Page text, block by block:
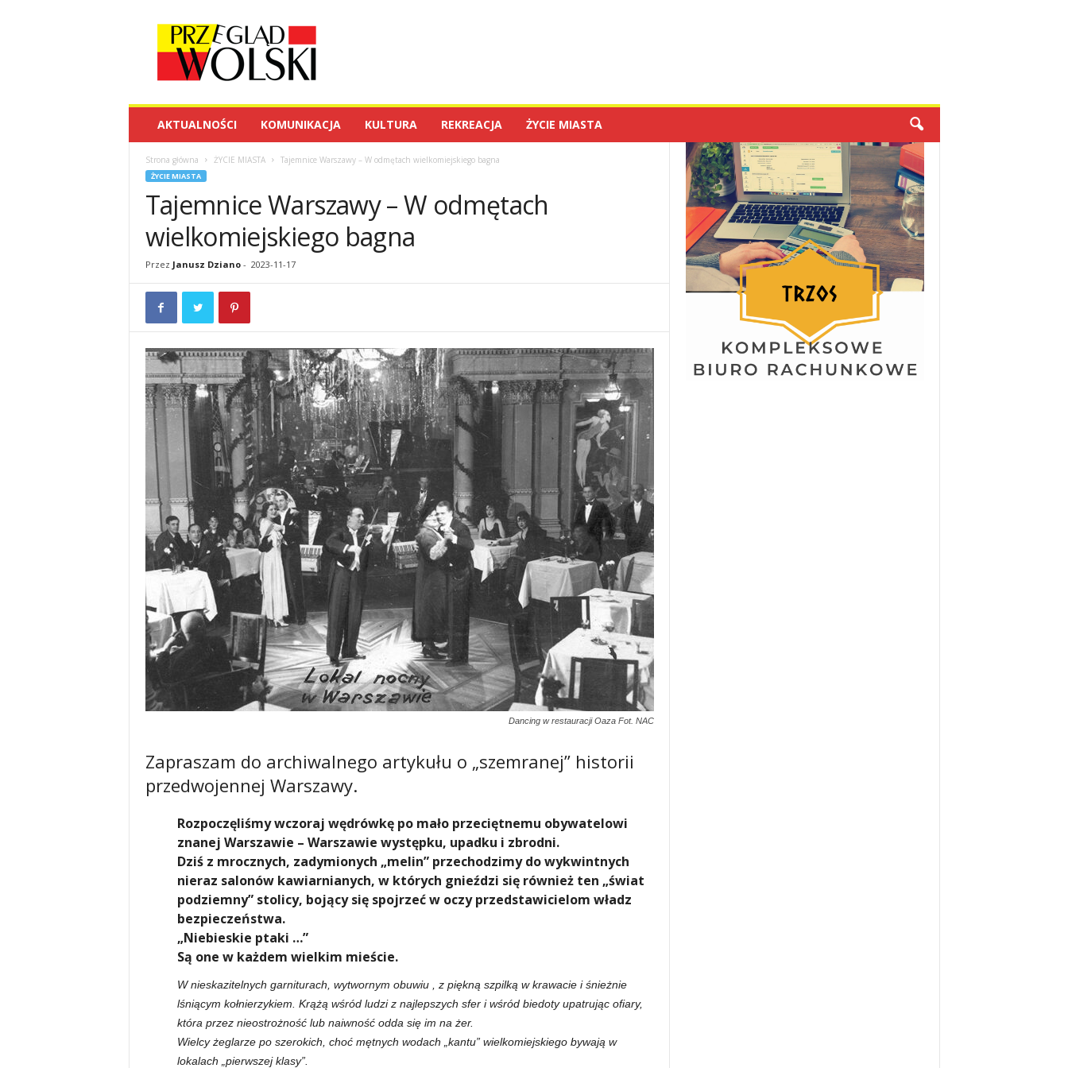
AKTUALNOŚCI KOMUNIKACJA KULTURA REKREACJA ŻYCIE MIASTA
Strona główna ŻYCIE MIASTA Tajemnice Warszawy – W odmętach wielkomiejskiego bagna
ŻYCIE MIASTA
Tajemnice Warszawy – W odmętach
wielkomiejskiego bagna
Przez Janusz Dziano- 2023-11-17
Dancing w restauracji Oaza Fot. NAC
Zapraszam do archiwalnego artykułu o „szemranej” historii
przedwojennej Warszawy.
Rozpoczęliśmy wczoraj wędrówkę po mało przeciętnemu obywatelowi
znanej Warszawie – Warszawie występku, upadku i zbrodni.
Dziś z mrocznych, zadymionych „melin” przechodzimy do wykwintnych
nieraz salonów kawiarnianych, w których gnieździ się również ten „świat
podziemny” stolicy, bojący się spojrzeć w oczy przedstawicielom władz
bezpieczeństwa.
„Niebieskie ptaki …”
Są one w każdem wielkim mieście.
W nieskazitelnych garniturach, wytwornym obuwiu , z piękną szpilką w krawacie i śnieżnie
lśniącym kołnierzykiem. Krążą wśród ludzi z najlepszych sfer i wśród biedoty upatrując ofiary,
która przez nieostrożność lub naiwność odda się im na żer.
Wielcy żeglarze po szerokich, choć mętnych wodach „kantu” wielkomiejskiego bywają w
lokalach „pierwszej klasy”.